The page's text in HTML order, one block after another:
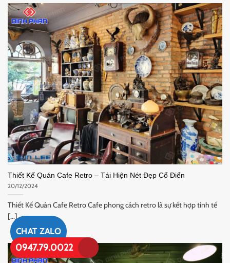
CHAT ZALO
0947.79.0022
Thiết Kế Quán Cafe Retro – Tái Hiện Nét Đẹp Cổ Điển
20/12/2024
Thiết Kế Quán Cafe Retro Cafe phong cách retro là sự kết hợp tinh tế
[...]